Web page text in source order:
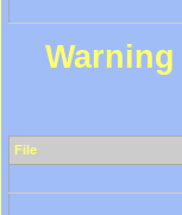
Warning
File